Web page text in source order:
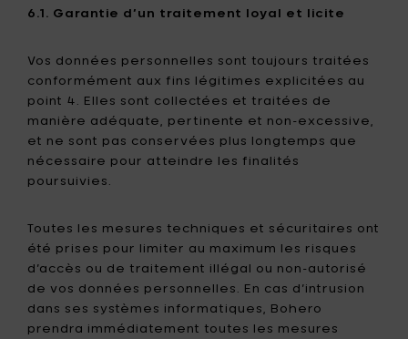
6.1. Garantie d’un traitement loyal et licite
Vos données personnelles sont toujours traitées
conformément aux fins légitimes explicitées au
point 4. Elles sont collectées et traitées de
manière adéquate, pertinente et non-excessive,
et ne sont pas conservées plus longtemps que
nécessaire pour atteindre les finalités
poursuivies.
Toutes les mesures techniques et sécuritaires ont
été prises pour limiter au maximum les risques
d’accès ou de traitement illégal ou non-autorisé
de vos données personnelles. En cas d’intrusion
dans ses systèmes informatiques, Bohero
prendra immédiatement toutes les mesures